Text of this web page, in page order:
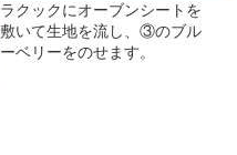
ラクックにオーブンシートを
敷いて生地を流し、③のブル
ーベリーをのせます。